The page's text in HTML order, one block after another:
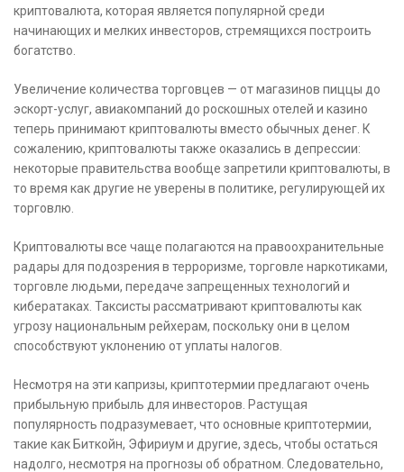
криптовалюта, которая является популярной среди
начинающих и мелких инвесторов, стремящихся построить
богатство.
Увеличение количества торговцев — от магазинов пиццы до
эскорт-услуг, авиакомпаний до роскошных отелей и казино
теперь принимают криптовалюты вместо обычных денег. К
сожалению, криптовалюты также оказались в депрессии:
некоторые правительства вообще запретили криптовалюты, в
то время как другие не уверены в политике, регулирующей их
торговлю.
Криптовалюты все чаще полагаются на правоохранительные
радары для подозрения в терроризме, торговле наркотиками,
торговле людьми, передаче запрещенных технологий и
кибератаках. Таксисты рассматривают криптовалюты как
угрозу национальным рейхерам, поскольку они в целом
способствуют уклонению от уплаты налогов.
Несмотря на эти капризы, криптотермии предлагают очень
прибыльную прибыль для инвесторов. Растущая
популярность подразумевает, что основные криптотермии,
такие как Биткойн, Эфириум и другие, здесь, чтобы остаться
надолго, несмотря на прогнозы об обратном. Следовательно,